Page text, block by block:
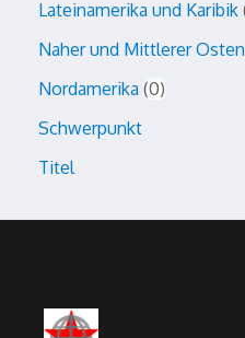
Lateinamerika und Karibik
Naher und Mittlerer Osten
Nordamerika 0
Schwerpunkt
Titel